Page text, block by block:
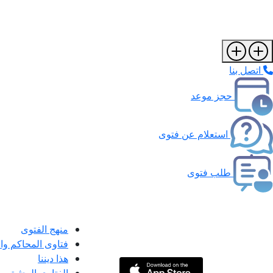
اتصل بنا
حجز موعد
استعلام عن فتوى
طلب فتوى
منهج الفتوى
فتاوى المحاكم
هذا ديننا